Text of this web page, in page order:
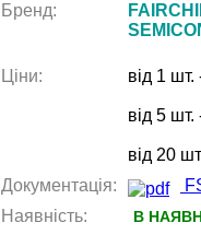
Бренд:
Ціни: від 1 шт.
від 5 шт.
від 20
Документація:
Наявність:
В